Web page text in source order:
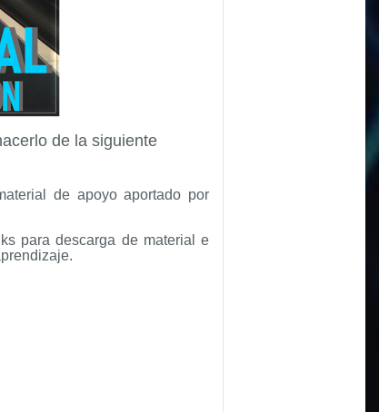
de la siguiente
de apoyo aportado por
para descarga de material e
.